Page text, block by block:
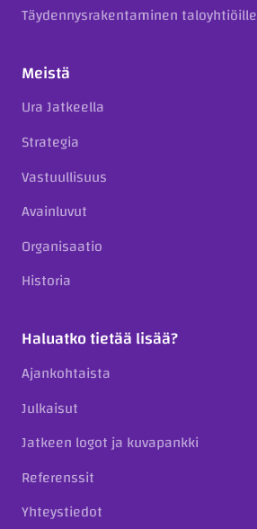
Täydennysrakentaminen taloyhtiöille
Meistä
Ura Jatkeella
Strategia
Vastuullisuus
Avainluvut
Organisaatio
Historia
Haluatko tietää lisää?
Ajankohtaista
Julkaisut
Jatkeen logot ja kuvapankki
Referenssit
Yhteystiedot